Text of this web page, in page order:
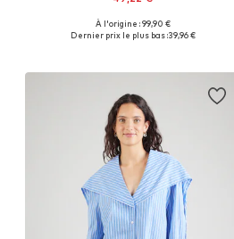
Tailles disponibles: XS, S, M, L, XL, XXL
À l'origine : 99,90 €
Dernier prix le plus bas :39,96 €